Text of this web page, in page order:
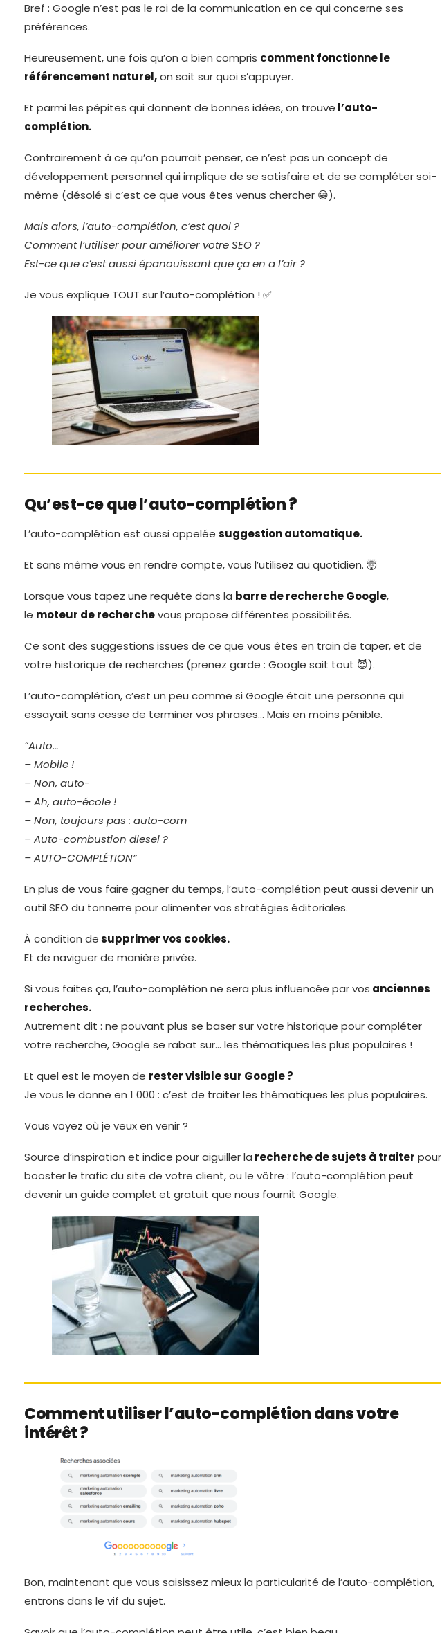
Bref : Google n’est pas le roi de la communication en ce qui concerne ses
préférences.
Heureusement, une fois qu’on a bien compris comment fonctionne le
référencement naturel,on sait sur quoi s’appuyer.
Et parmi les pépites qui donnent de bonnes idées, on trouve l’auto-
complétion.
Contrairement à ce qu’on pourrait penser, ce n’est pas un concept de
développement personnel qui implique de se satisfaire et de se compléter soi-
même (désolé si c’est ce que vous êtes venus chercher 😁).
Mais alors, l’auto-complétion, c’est quoi ?
Comment l’utiliser pour améliorer votre SEO ?
Est-ce que c’est aussi épanouissant que ça en a l’air ?
Je vous explique TOUT sur l’auto-complétion ! ✅
Qu’est-ce que l’auto-complétion ?
L’auto-complétion est aussi appelée suggestion automatique.
Et sans même vous en rendre compte, vous l’utilisez au quotidien. 🤯
Lorsque vous tapez une requête dans la barre de recherche Google,
le moteur de recherchevous propose différentes possibilités.
Ce sont des suggestions issues de ce que vous êtes en train de taper, et de
votre historique de recherches (prenez garde : Google sait tout 😈).
L’auto-complétion, c’est un peu comme si Google était une personne qui
essayait sans cesse de terminer vos phrases… Mais en moins pénible.
“Auto…
– Mobile !
– Non, auto-
– Ah, auto-école !
– Non, toujours pas : auto-com
– Auto-combustion diesel ?
– AUTO-COMPLÉTION”
En plus de vous faire gagner du temps, l’auto-complétion peut aussi devenir un
outil SEO du tonnerre pour alimenter vos stratégies éditoriales.
À condition desupprimer vos cookies.
Et de naviguer de manière privée.
Si vous faites ça, l’auto-complétion ne sera plus influencée par vos anciennes
recherches.
Autrement dit : ne pouvant plus se baser sur votre historique pour compléter
votre recherche, Google se rabat sur… les thématiques les plus populaires !
Et quel est le moyen de rester visible sur Google ?
Je vous le donne en 1 000 : c’est de traiter les thématiques les plus populaires.
Vous voyez où je veux en venir ?
Source d’inspiration et indice pour aiguiller la recherche de sujets à traiter pour
booster le trafic du site de votre client, ou le vôtre : l’auto-complétion peut
devenir un guide complet et gratuit que nous fournit Google.
Comment utiliser l’auto-complétion dans votre
intérêt ?
Bon, maintenant que vous saisissez mieux la particularité de l’auto-complétion,
entrons dans le vif du sujet.